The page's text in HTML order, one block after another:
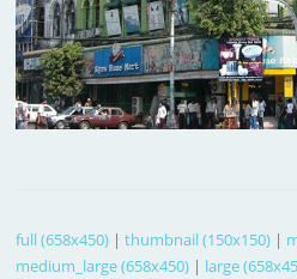
full (658x450) |thumbnail (150x150) |
medium_large (658x450) | large